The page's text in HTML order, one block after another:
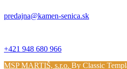
predajna@kamen-senica.sk
+421 948 680 966
MSP MARTIŠ, s.r.o. By Classic